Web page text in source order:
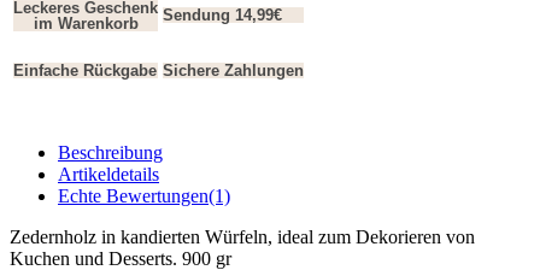
Leckeres Geschenk
im Warenkorb
Sendung 14,99€
Einfache Rückgabe Sichere Zahlungen
Beschreibung
Artikeldetails
Echte Bewertungen(1)
Zedernholz in kandierten Würfeln, ideal zum Dekorieren von
Kuchen und Desserts. 900 gr